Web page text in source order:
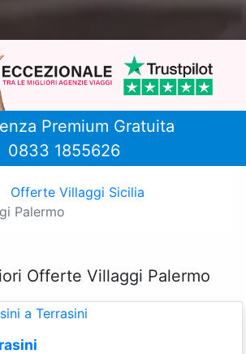
Premium Gratuita
0833 1855626
Offerte Villaggi Sicilia
Palermo
Offerte Villaggi Palermo